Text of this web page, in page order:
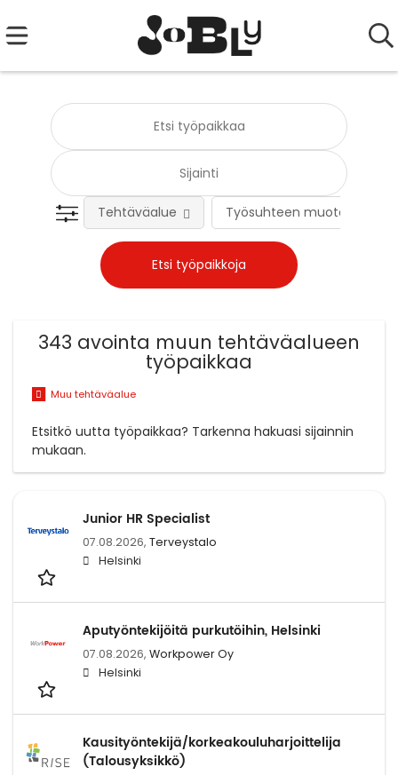
Työsuhteen muoto
Tehtäväalue
343 avointa muun tehtäväalueen
työpaikkaa
Muu tehtäväalue
Etsitkö uutta työpaikkaa? Tarkenna hakuasi sijainnin
mukaan.
Junior HR Specialist
07.08.2026, Terveystalo
Helsinki
Aputyöntekijöitä purkutöihin, Helsinki
07.08.2026, Workpower Oy
Helsinki
Kausityöntekijä/korkeakouluharjoittelija
(Talousyksikkö)